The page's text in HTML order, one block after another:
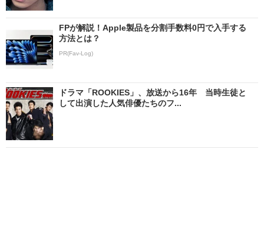
FPが解説！Apple製品を分割手数料0円で入手する
方法とは？
PR(Fav-Log)
ドラマ「ROOKIES」、放送から16年 当時生徒と
して出演した人気俳優たちのフ...